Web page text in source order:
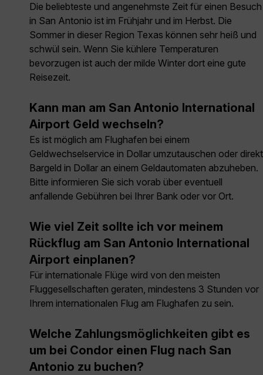
Die beliebteste und angenehmste Zeit für einen Besuch
in San Antonio ist im Frühjahr und im Herbst. Die
Sommer in dieser Region Texas können sehr heiß und
schwül sein. Wenn Sie kühlere Temperaturen
bevorzugen ist auch der milde Winter dort eine gute
Reisezeit.
Kann man am San Antonio International
Airport Geld wechseln?
Es ist möglich am Flughafen bei einem
Geldwechselservice in Dollar umzutauschen oder direkt
Bargeld in Dollar an einem Geldautomaten abzuheben.
Bitte informieren Sie sich vorab über eventuell
anfallende Gebühren bei Ihrer Bank oder vor Ort.
Wie viel Zeit sollte ich vor meinem
Rückflug am San Antonio International
Airport einplanen?
Für internationale Flüge wird von den meisten
Fluggesellschaften geraten, mindestens 3 Stunden vor
Ihrem internationalen Flug am Flughafen zu sein.
Welche Zahlungsmöglichkeiten gibt es
um bei Condor einen Flug nach San
Antonio zu buchen?